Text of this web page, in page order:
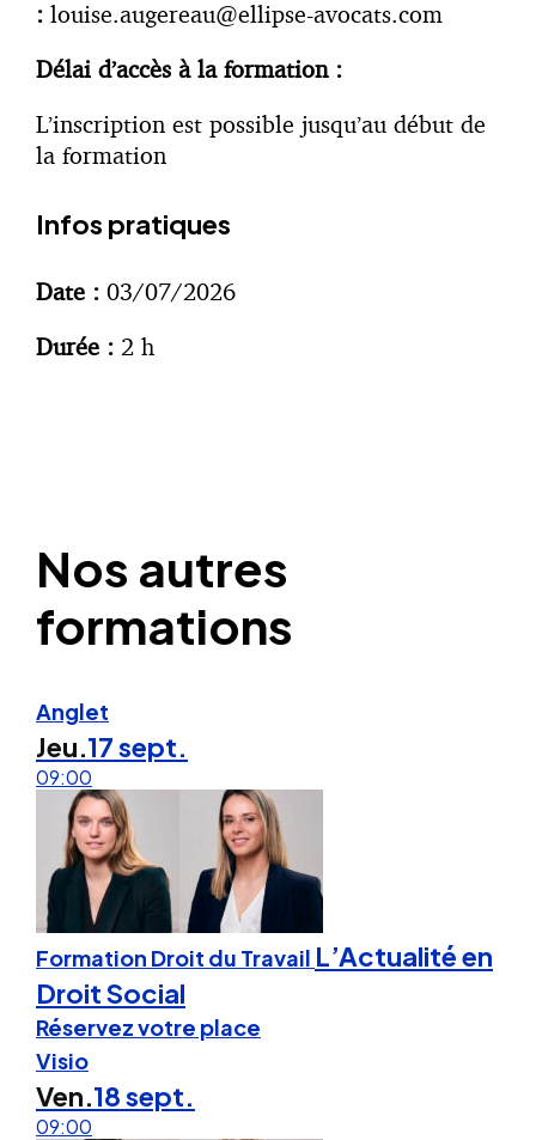
: louise.augereau@ellipse-avocats.com
Délai d’accès à la formation :
L’inscription est possible jusqu’au début de
la formation
Infos pratiques
Date : 03/07/2026
Durée : 2 h
Nos autres
formations
Anglet
Jeu.17 sept.
09:00
Formation Droit du Travail L’Actualité en
Droit Social
Réservez votre place
Visio
Ven.18 sept.
09:00